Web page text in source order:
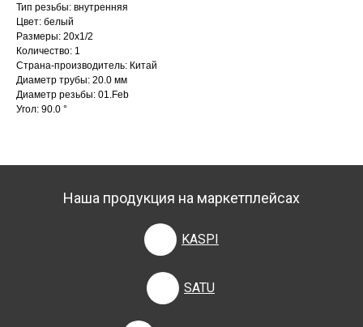
Тип резьбы: внутренняя
Цвет: белый
Размеры: 20х1/2
Количество: 1
Страна-производитель: Китай
Диаметр трубы: 20.0 мм
Диаметр резьбы: 01.Feb
Угол: 90.0 °
Наша продукция на маркетплейсах
KASPI
SATU